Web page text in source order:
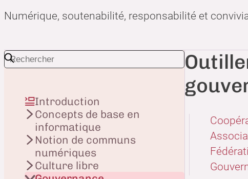
Numérique, soutenabilité, responsabilité et
Introduction
Concepts de base en
informatique
Notion de communs
numériques
Culture libre